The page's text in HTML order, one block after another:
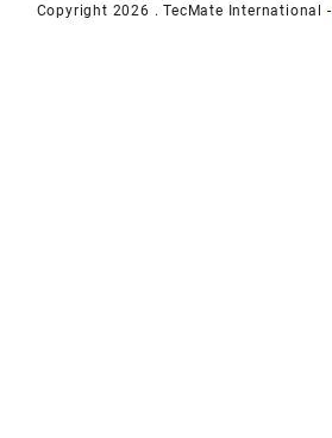
Copyright 2026 . TecMate International -